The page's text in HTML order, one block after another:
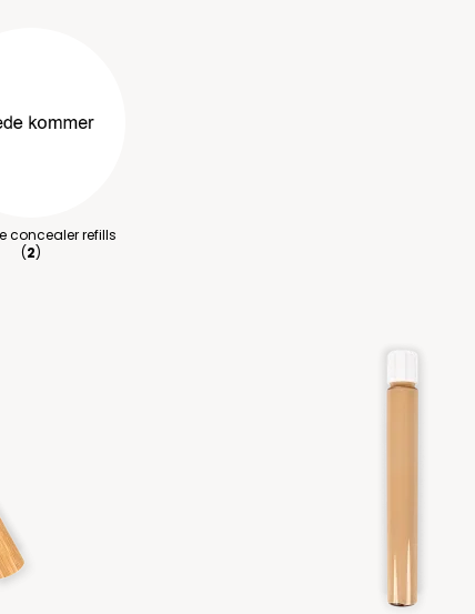
concealer refills
(2)